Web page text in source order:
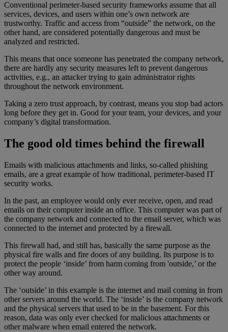
Conventional perimeter-based security frameworks assume that all
services, devices, and users within one’s own network are
trustworthy. Traffic and access from “outside” the network, on the
other hand, are considered potentially dangerous and must be
analyzed and restricted.
This means that once someone has penetrated the company network,
there are hardly any security measures left to prevent dangerous
activities, e.g., an attacker trying to gain administrator rights
throughout the network environment.
Taking a zero trust approach, by contrast, means you stop bad actors
long before they get in. Good for your team, your devices, and your
company’s digital transformation.
The good old times behind the firewall
Emails with malicious attachments and links, so-called phishing
emails, are a great example of how traditional, perimeter-based IT
security works.
In the past, an employee would only ever receive, open, and read
emails on their computer inside an office. This computer was part of
the company network and connected to the email server, which was
connected to the internet and protected by a firewall.
This firewall had, and still has, basically the same purpose as the
physical fire walls and fire doors of any building. Its purpose is to
protect the people ‘inside’ from harm coming from 'outside,’ or the
other way around.
The ‘outside’ in this example is the internet and mail coming in from
other servers around the world. The ‘inside’ is the company network
and the physical servers that used to be in the basement. For this
reason, data was only ever checked for malicious attachments or
other malware when email entered the network.